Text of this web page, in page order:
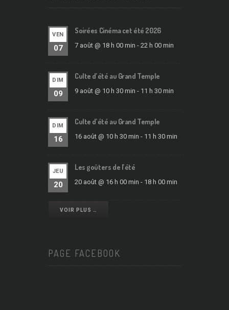
VEN
07
Soirées Cinéma cet été 2026
7 août @ 18 h 00 min - 22 h 00 min
DIM
09
Culte d’été au Grand Temple
9 août @ 10 h 30 min - 11 h 30 min
DIM
16
Culte d’été au Grand Temple
16 août @ 10 h 30 min - 11 h 30 min
JEU
20
Les goûters de l’été
20 août @ 16 h 00 min - 18 h 00 min
VOIR PLUS …
PAGE FACEBOOK